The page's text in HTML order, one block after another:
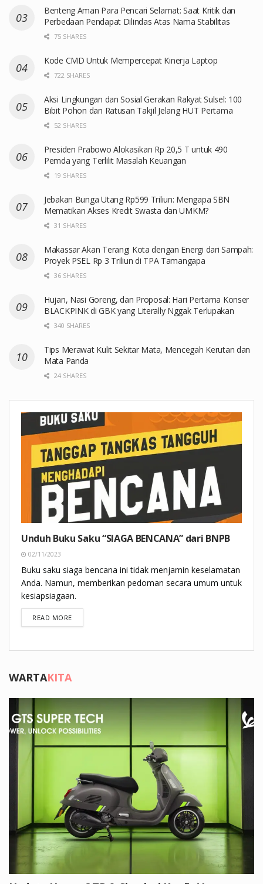
Benteng Aman Para Pencari Selamat: Saat Kritik dan
Perbedaan Pendapat Dilindas Atas Nama Stabilitas
75 SHARES
Kode CMD Untuk Mempercepat Kinerja Laptop
722 SHARES
Aksi Lingkungan dan Sosial Gerakan Rakyat Sulsel: 100
Bibit Pohon dan Ratusan Takjil Jelang HUT Pertama
52 SHARES
Presiden Prabowo Alokasikan Rp 20,5 T untuk 490
Pemda yang Terlilit Masalah Keuangan
19 SHARES
Jebakan Bunga Utang Rp599 Triliun: Mengapa SBN
Mematikan Akses Kredit Swasta dan UMKM?
31 SHARES
Makassar Akan Terangi Kota dengan Energi dari Sampah:
Proyek PSEL Rp 3 Triliun di TPA Tamangapa
36 SHARES
Hujan, Nasi Goreng, dan Proposal: Hari Pertama Konser
BLACKPINK di GBK yang Literally Nggak Terlupakan
340 SHARES
Tips Merawat Kulit Sekitar Mata, Mencegah Kerutan dan
Mata Panda
24 SHARES
Unduh Buku Saku “SIAGA BENCANA” dari BNPB
02/11/2023
Buku saku siaga bencana ini tidak menjamin keselamatan
Anda. Namun, memberikan pedoman secara umum untuk
kesiapsiagaan.
READ MOREDETAILS
WARTAKITA